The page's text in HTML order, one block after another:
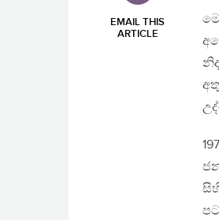
EMAIL THIS
ARTICLE